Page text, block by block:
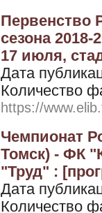
Первенство
сезона 2018-
17 июля,
Дата
Количество
https://
Чемпионат
Томск) - ФК
"Труд" :
Дата
Количество